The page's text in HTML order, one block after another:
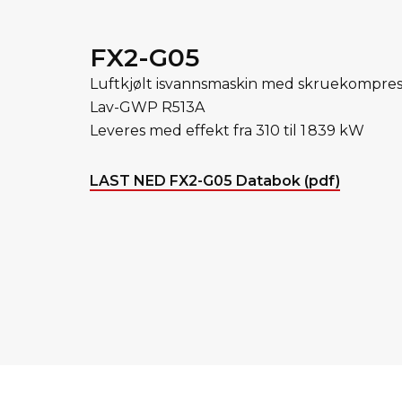
FX2-G05
Luftkjølt isvannsmaskin med
Lav-GWP R513A
Leveres med effekt fra 310 til 1 839 kW
LAST NED FX2-G05 Databok (pdf)